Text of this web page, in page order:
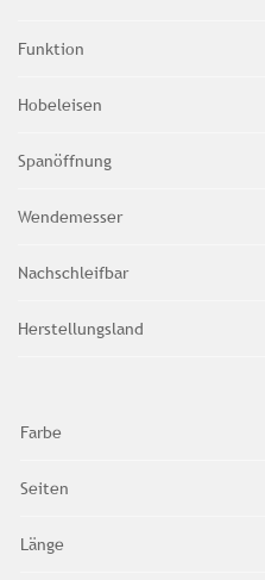
Funktion
Hobeleisen
Spanöffnung
Wendemesser
Nachschleifbar
Herstellungsland
Farbe
Seiten
Länge